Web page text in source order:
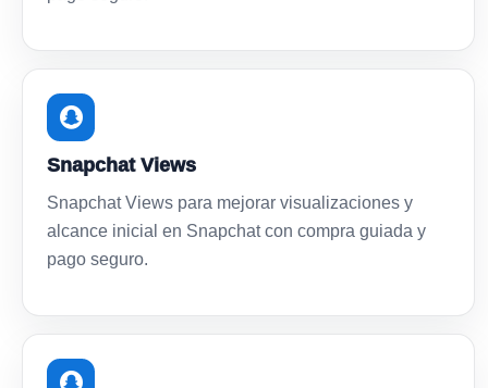
Snapchat Views
Snapchat Views para mejorar visualizaciones y
alcance inicial en Snapchat con compra guiada y
pago seguro.